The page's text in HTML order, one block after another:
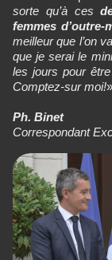
sorte qu’à ces
femmes d’outre-
meilleur que l’on
que je serai le
les jours pour
Comptez-sur moi!
Ph. Binet
Correspondant